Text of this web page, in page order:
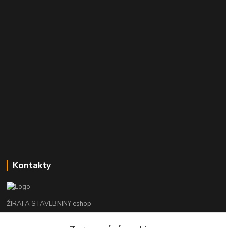
Kontakty
ŽIRAFA STAVEBNINY eshop